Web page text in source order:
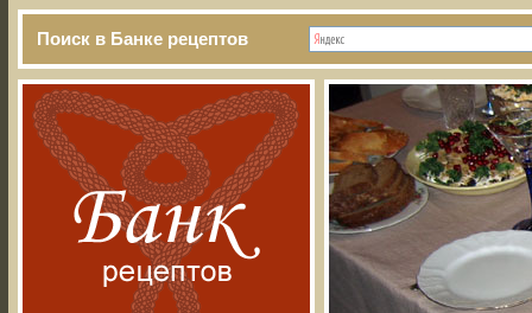
Поиск в Банке рецептов